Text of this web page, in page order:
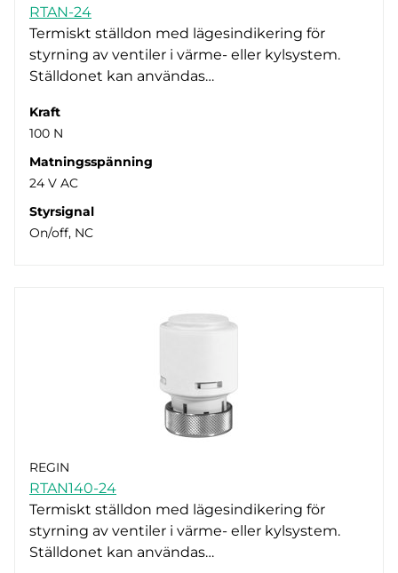
RTAN-24
Termiskt ställdon med lägesindikering för
styrning av ventiler i värme- eller kylsystem.
Ställdonet kan användas…
Kraft
100 N
Matningsspänning
24 V AC
Styrsignal
On/off, NC
REGIN
RTAN140-24
Termiskt ställdon med lägesindikering för
styrning av ventiler i värme- eller kylsystem.
Ställdonet kan användas…